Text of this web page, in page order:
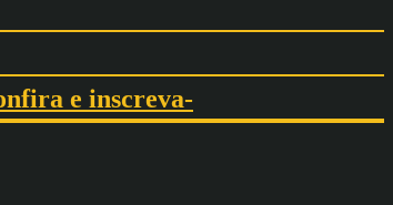
e inscreva-